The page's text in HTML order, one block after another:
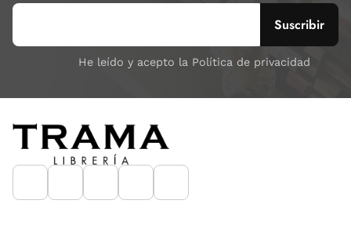
He leído y acepto la Política de privacidad